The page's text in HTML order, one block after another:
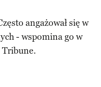
angażował się w
- wspomina go w
Tribune.